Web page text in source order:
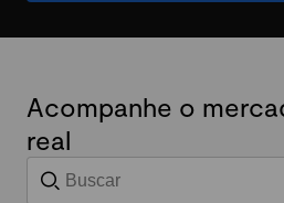
Acompanhe o
real